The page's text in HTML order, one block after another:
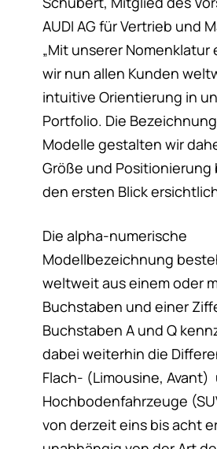
AUDI AG für Vertrieb und
„Mit unserer Nomenklatur
wir nun allen Kunden
intuitive Orientierung in
Portfolio. Die
Modelle gestalten wir
Größe und Positionierung
den ersten Blick
Die alpha-numerische
Modellbezeichnung
weltweit aus einem oder
Buchstaben und einer
Buchstaben A und Q
dabei weiterhin die
Flach- (Limousine, Avant)
Hochbodenfahrzeuge
von derzeit eins bis acht